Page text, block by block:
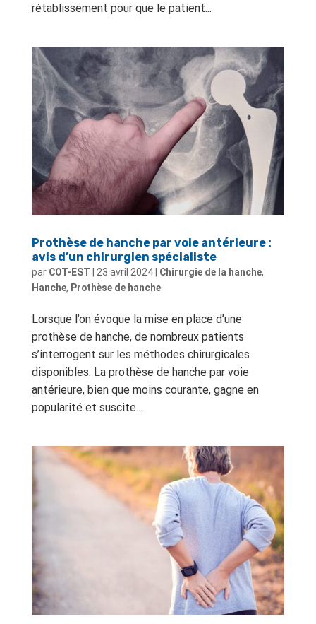
rétablissement pour que le patient...
Prothèse de hanche par voie antérieure :
avis d’un chirurgien spécialiste
par COT-EST 23 avril 2024| Chirurgie de la hanche,
Hanche, Prothèse de hanche
Lorsque l’on évoque la mise en place d’une
prothèse de hanche, de nombreux patients
s’interrogent sur les méthodes chirurgicales
disponibles. La prothèse de hanche par voie
antérieure, bien que moins courante, gagne en
popularité et suscite...